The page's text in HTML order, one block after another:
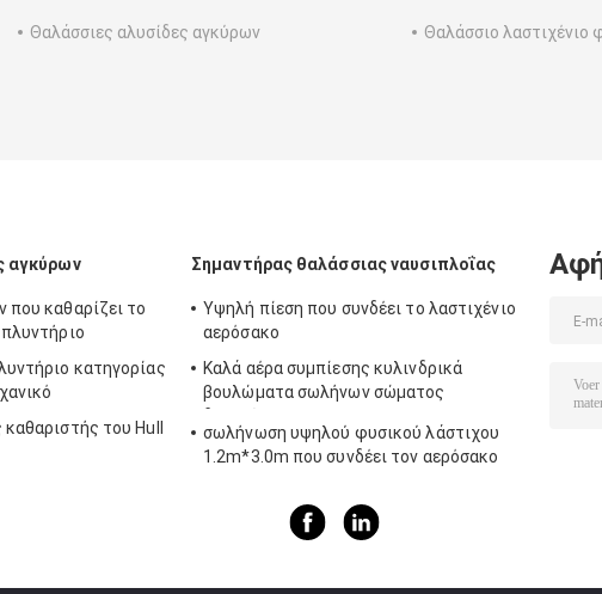
Θαλάσσιες αλυσίδες αγκύρων Θαλάσσιο λαστιχένιο
αγκύρων
καθαρίζει το
κατηγορίας
του Hull
Σημαντήρας θαλάσσιας ναυσιπλοΐας
Υψηλή πίεση που συνδέει το λαστιχένιο
αερόσακο
Καλά αέρα συμπίεσης κυλινδρικά
βουλώματα σωλήνων σώματος
σωλήνωση υψηλού φυσικού λάστιχου
1.2m*3.0m που συνδέει τον αερόσακο